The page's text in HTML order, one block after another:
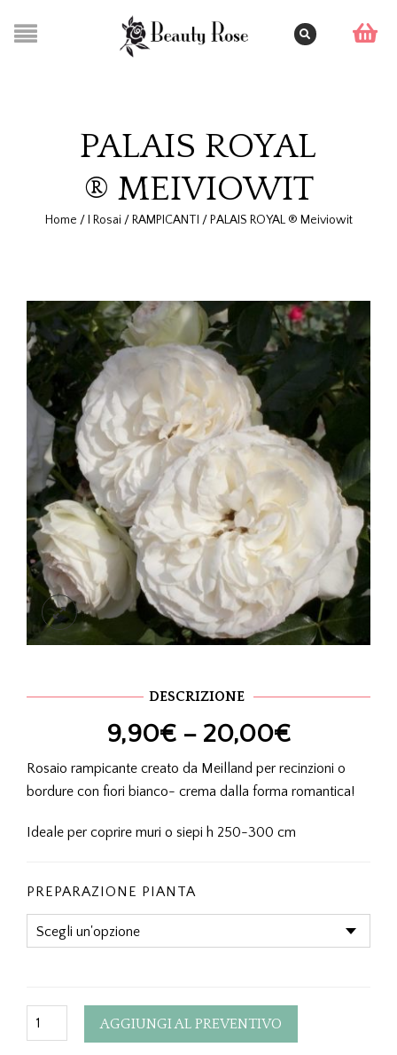
PALAIS ROYAL
® MEIVIOWIT
Home / I Rosai / RAMPICANTI / PALAIS ROYAL ® Meiviowit
DESCRIZIONE
9,90€ – 20,00€
Rosaio rampicante creato da Meilland per recinzioni o
bordure con fiori bianco- crema dalla forma romantica!
Ideale per coprire muri o siepi h 250-300 cm
PREPARAZIONE PIANTA
Quantity AGGIUNGI AL PREVENTIVO